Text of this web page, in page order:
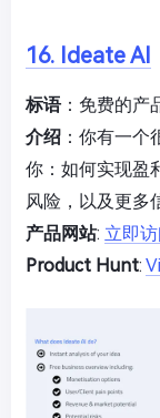
16. Ideate AI
标语：免费的产
介绍 ：你有一
你：如何实现盈
风险，以及更多
产品网站: 立即
Product Hunt: